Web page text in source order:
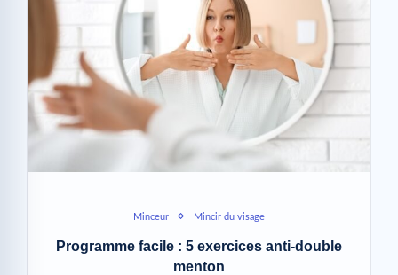
Minceur Mincir du visage
Programme facile : 5 exercices anti-double
menton